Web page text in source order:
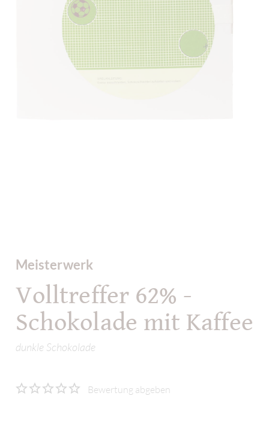
Meisterwerk
Volltreffer 62% -
Schokolade mit Kaffee
dunkle Schokolade
Bewertung abgeben